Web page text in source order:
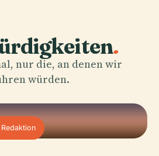
.
nur die, an denen wir
würden.